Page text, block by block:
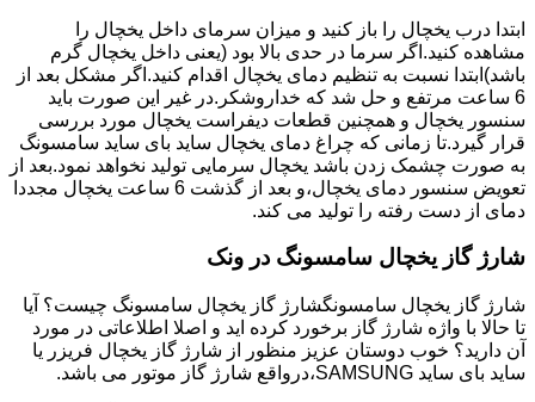
ابتدا درب یخچال را باز کنید و میزان سرمای داخل یخچال را
مشاهده کنید.اگر سرما در حدی بالا بود (یعنی داخل یخچال گرم
باشد)ابتدا نسبت به تنظیم دمای یخچال اقدام کنید.اگر مشکل بعد از
6 ساعت مرتفع و حل شد که خداروشکر.در غیر این صورت باید
سنسور یخچال و همچنین قطعات دیفراست یخچال مورد بررسی
قرار گیرد.تا زمانی که چراغ دمای یخچال ساید بای ساید سامسونگ
به صورت چشمک زدن باشد یخچال سرمایی تولید نخواهد نمود.بعد از
تعویض سنسور دمای یخچال،و بعد از گذشت 6 ساعت یخچال مجددا
دمای از دست رفته را تولید می کند.
شارژ گاز یخچال سامسونگ در ونک
شارژ گاز یخچال سامسونگشارژ گاز یخچال سامسونگ چیست؟ آیا
تا حالا با واژه شارژ گاز برخورد کرده اید و اصلا اطلاعاتی در مورد
آن دارید؟ خوب دوستان عزیز منظور از شارژ گاز یخچال فریزر یا
ساید بای ساید SAMSUNG،درواقع شارژ گاز موتور می باشد.